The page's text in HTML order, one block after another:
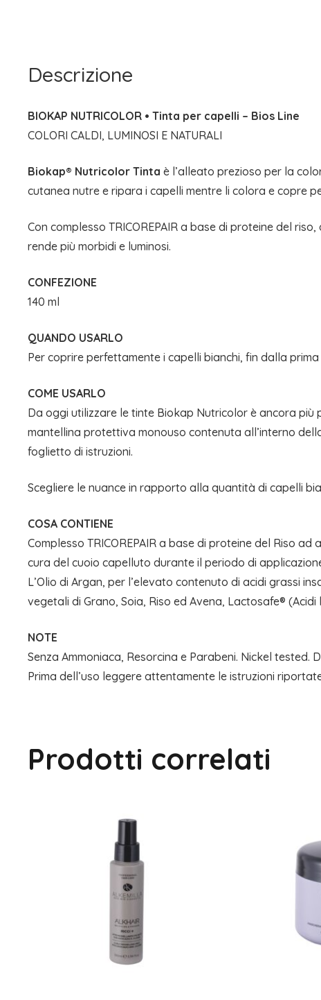
Descrizione
BIOKAP NUTRICOLOR • Tinta per capelli – Bios Line
COLORI CALDI, LUMINOSI E NATURALI
Biokap® Nutricolor Tinta è l’alleato prezioso per la
cutanea nutre e ripara i capelli mentre li colora e copre
Con complesso TRICOREPAIR a base di proteine del
rende più morbidi e luminosi.
CONFEZIONE
140 ml
QUANDO USARLO
Per coprire perfettamente i capelli bianchi, fin dalla
COME USARLO
Da oggi utilizzare le tinte Biokap Nutricolor è ancora
mantellina protettiva monouso contenuta all’interno
foglietto di istruzioni.
Scegliere le nuance in rapporto alla quantità di capelli
COSA CONTIENE
Complesso TRICOREPAIR a base di proteine del Riso
cura del cuoio capelluto durante il periodo di
L’Olio di Argan, per l’elevato contenuto di acidi grassi
vegetali di Grano, Soia, Riso ed Avena, Lactosafe®
NOTE
Senza Ammoniaca, Resorcina e Parabeni. Nickel tested.
Prima dell’uso leggere attentamente le istruzioni
Prodotti correlati